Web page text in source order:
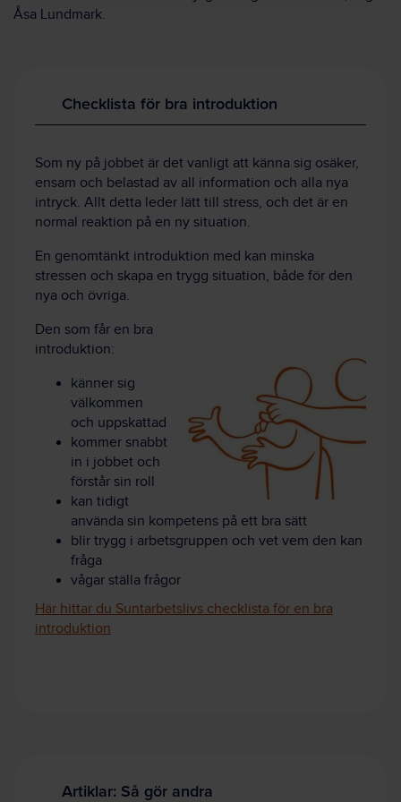
Åsa Lundmark.
Checklista för bra introduktion
Som ny på jobbet är det vanligt att känna sig osäker,
ensam och belastad av all information och alla nya
intryck. Allt detta leder lätt till stress, och det är en
normal reaktion på en ny situation.
En genomtänkt introduktion med kan minska
stressen och skapa en trygg situation, både för den
nya och övriga.
Den som får en bra
introduktion:
känner sig
välkommen
och uppskattad
kommer snabbt
in i jobbet och
förstår sin roll
kan tidigt
använda sin kompetens på ett bra sätt
blir trygg i arbetsgruppen och vet vem den kan
fråga
vågar ställa frågor
Här hittar du Suntarbetslivs checklista för en bra
introduktion
Artiklar: Så gör andra